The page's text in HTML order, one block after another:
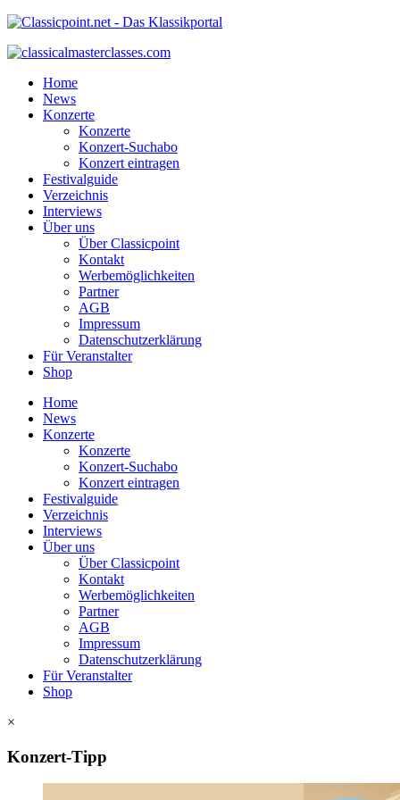
Home
News
Konzerte
Konzerte
Konzert-Suchabo
Konzert eintragen
Festivalguide
Verzeichnis
Interviews
Über uns
Über Classicpoint
Kontakt
Werbemöglichkeiten
Partner
AGB
Impressum
Datenschutzerklärung
Für Veranstalter
Shop
Home
News
Konzerte
Konzerte
Konzert-Suchabo
Konzert eintragen
Festivalguide
Verzeichnis
Interviews
Über uns
Über Classicpoint
Kontakt
Werbemöglichkeiten
Partner
AGB
Impressum
Datenschutzerklärung
Für Veranstalter
Shop
×
Konzert-Tipp